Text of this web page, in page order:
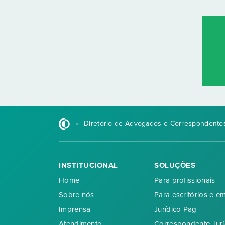
» Diretório de Advogados e
INSTITUCIONAL
Home
Sobre nós
Imprensa
SOLUÇÕES
Para profissionais
Para escritórios e
Jurídico Pag